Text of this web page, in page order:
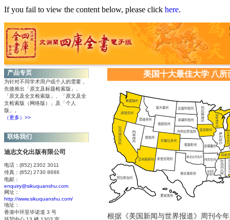
If you fail to view the content below, please click here.
产品专页
为针对不同学术用户或个人的需要，
先後推出「原文及标题检索版」、
「原文及全文检索版」、「原文及全
文检索版（网络版）」及「个人
版」。
（更多）>>
联络我们
迪志文化出版有限公司
电话 ： (852) 2302 3011
传真 ： (852) 2730 8686
电邮 ：
enquiry@sikuquanshu.com
网址 ：
http://www.sikuquanshu.com/
地址 ：
香港中环亚毕诺道 3 号
美国十大最佳大学 八
根据《美国新闻与世界报道》周刊今